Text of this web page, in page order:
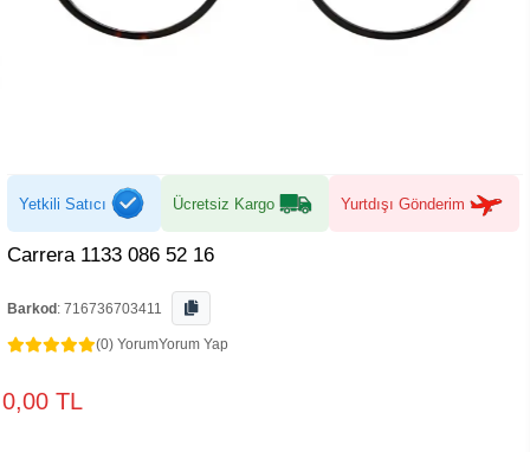
Yetkili Satıcı Ücretsiz Kargo Yurtdışı Gönderim
Carrera 1133 086 52 16
Barkod : 716736703411
(0) YorumYorum Yap
0,00 TL